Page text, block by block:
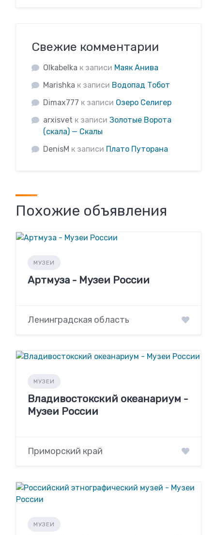
Свежие комментарии
Olkabelka к записи Маяк Анива
Marishka к записи Водопад Тобот
Dimax777 к записи Озеро Селигер
arxisvet к записи Золотые Ворота
(скала) — Скалы
DenisM к записи Плато Путорана
Похожие объявления
МУЗЕИ
Артмуза - Музеи России
Ленинградская область
МУЗЕИ
Владивостокский океанариум -
Музеи России
Приморский край
МУЗЕИ